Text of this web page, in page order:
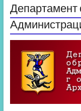
Департамент